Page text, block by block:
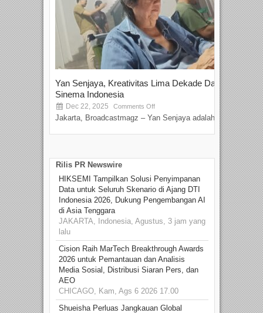
Yan Senjaya, Kreativitas Lima Dekade Dalam
Sinema Indonesia
Dec 22, 2025 Comments Off
Jakarta, Broadcastmagz – Yan Senjaya adalah...
Rilis PR Newswire
HIKSEMI Tampilkan Solusi Penyimpanan
Data untuk Seluruh Skenario di Ajang DTI
Indonesia 2026, Dukung Pengembangan AI
di Asia Tenggara
JAKARTA, Indonesia, Agustus, 3 jam yang
lalu
Cision Raih MarTech Breakthrough Awards
2026 untuk Pemantauan dan Analisis
Media Sosial, Distribusi Siaran Pers, dan
AEO
CHICAGO, Kam, Ags 6 2026 17.00
Shueisha Perluas Jangkauan Global